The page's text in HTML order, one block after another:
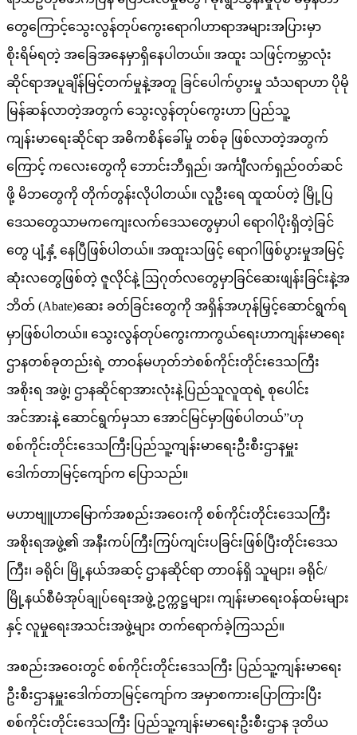
တွေကြောင့်သွေးလွန်တုပ်ကွေးရောဂါဟာရာအများအပြားမှာ
စိုးရိမ်ရတဲ့ အခြေအနေမှာရှိနေပါတယ်။ အထူး သဖြင့်ကမ္ဘာလုံး
ဆိုင်ရာအပူချိန်မြင့်တက်မှုနဲ့အတူ ခြင်ပေါက်ပွားမှု သံသရာဟာ ပိုမို
မြန်ဆန်လာတဲ့အတွက် သွေးလွန်တုပ်ကွေးဟာ ပြည်သူ့
ကျန်းမာရေးဆိုင်ရာ အဓိကစိန်ခေါ်မှု တစ်ခု ဖြစ်လာတဲ့အတွက်
ကြောင့် ကလေးတွေကို ဘောင်းဘီရှည်၊ အင်္ကျီလက်ရှည်ဝတ်ဆင်
ဖို့ မိဘတွေကို တိုက်တွန်းလိုပါတယ်။ လူဦးရေ ထူထပ်တဲ့ မြို့ပြ
ဒေသတွေသာမကကျေးလက်ဒေသတွေမှာပါ ရောဂါပိုးရှိတဲ့ခြင်
တွေ ပျံ့နှံ့ နေပြီဖြစ်ပါတယ်။ အထူးသဖြင့် ရောဂါဖြစ်ပွားမှုအမြင့်
ဆုံးလတွေဖြစ်တဲ့ ဇူလိုင်နဲ့ ဩဂုတ်လတွေမှာခြင်ဆေးဖျန်းခြင်းနဲ့အ
ဘိတ် (Abate)ဆေး ခတ်ခြင်းတွေကို အရှိန်အဟုန်မြှင့်ဆောင်ရွက်ရ
မှာဖြစ်ပါတယ်။ သွေးလွန်တုပ်ကွေးကာကွယ်ရေးဟာကျန်းမာရေး
ဌာနတစ်ခုတည်းရဲ့ တာဝန်မဟုတ်ဘဲစစ်ကိုင်းတိုင်းဒေသကြီး
အစိုးရ အဖွဲ့၊ ဌာနဆိုင်ရာအားလုံးနဲ့ပြည်သူလူထုရဲ့ စုပေါင်း
အင်အားနဲ့ ဆောင်ရွက်မှသာ အောင်မြင်မှာဖြစ်ပါတယ်”ဟု
စစ်ကိုင်းတိုင်းဒေသကြီးပြည်သူ့ကျန်းမာရေးဦးစီးဌာနမှူး
ဒေါက်တာမြင့်ကျော်က ပြောသည်။
မဟာဗျူဟာမြောက်အစည်းအဝေးကို စစ်ကိုင်းတိုင်းဒေသကြီး
အစိုးရအဖွဲ့၏ အနီးကပ်ကြီးကြပ်ကျင်းပခြင်းဖြစ်ပြီးတိုင်းဒေသ
ကြီး၊ ခရိုင်၊ မြို့နယ်အဆင့် ဌာနဆိုင်ရာ တာဝန်ရှိ သူများ၊ ခရိုင်/
မြို့နယ်စီမံအုပ်ချုပ်ရေးအဖွဲ့ ဥက္ကဋ္ဌများ၊ ကျန်းမာရေးဝန်ထမ်းများ
နှင့် လူမှုရေးအသင်းအဖွဲ့များ တက်ရောက်ခဲ့ကြသည်။
အစည်းအဝေးတွင် စစ်ကိုင်းတိုင်းဒေသကြီး ပြည်သူ့ကျန်းမာရေး
ဦးစီးဌာနမှူးဒေါက်တာမြင့်ကျော်က အမှာစကားပြောကြားပြီး
စစ်ကိုင်းတိုင်းဒေသကြီး ပြည်သူ့ကျန်းမာရေးဦးစီးဌာန ဒုတိယ